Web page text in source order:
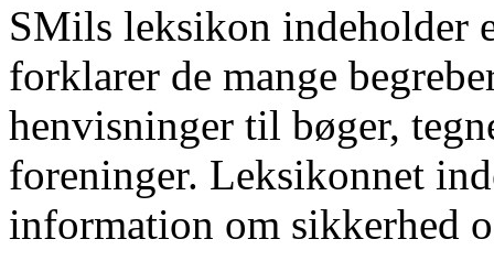
SMils leksikon indeholder
forklarer de mange
henvisninger til bøger,
foreninger. Leksikonnet
information om sikkerhed